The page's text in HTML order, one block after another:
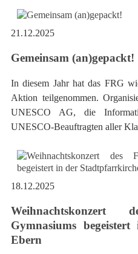
21.12.2025
Gemeinsam (an)gepackt!
In diesem Jahr hat das FRG
Aktion teilgenommen.
UNESCO AG, die
UNESCO-Beauftragten aller
18.12.2025
Weihnachtskonzert
Gymnasiums
Ebern